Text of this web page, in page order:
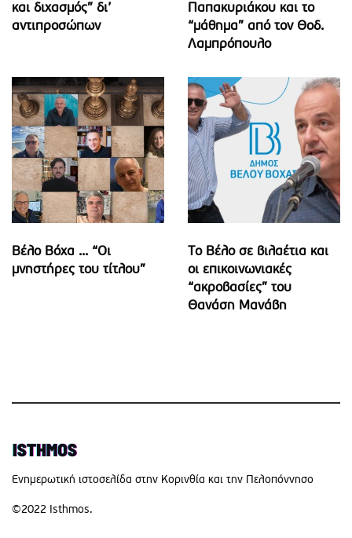
και διχασμός” δι’
αντιπροσώπων
Παπακυριάκου και το
“μάθημα” από τον Θοδ.
Λαμπρόπουλο
Βέλο Βόχα ... “Οι
μνηστήρες του τίτλου”
Το Βέλο σε βιλαέτια και
οι επικοινωνιακές
“ακροβασίες” του
Θανάση Μανάβη
Eνημερωτική ιστοσελίδα στην Κορινθία και την Πελοπόννησο
©2022 Isthmos.